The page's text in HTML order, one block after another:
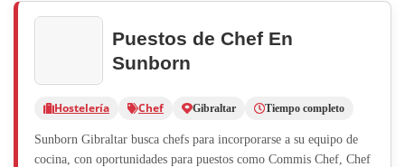
Puestos de Chef En
Sunborn
Hostelería Chef Gibraltar Tiempo completo
Sunborn Gibraltar busca chefs para incorporarse a su equipo de
cocina, con oportunidades para puestos como Commis Chef, Chef